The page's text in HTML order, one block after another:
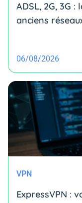
ADSL, 2G, 3G
anciens
06/08/2026
VPN
ExpressVPN :